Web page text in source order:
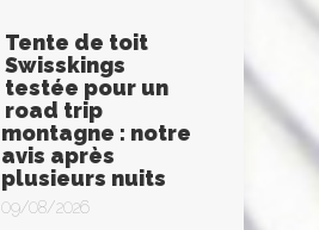
Tente de toit
Swisskings
testée pour un
road trip
montagne : notre
avis après
plusieurs nuits
09/08/2026